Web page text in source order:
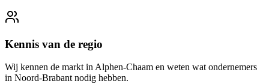
Kennis van de regio
Wij kennen de markt in Alphen-Chaam en weten wat ondernemers
in Noord-Brabant nodig hebben.